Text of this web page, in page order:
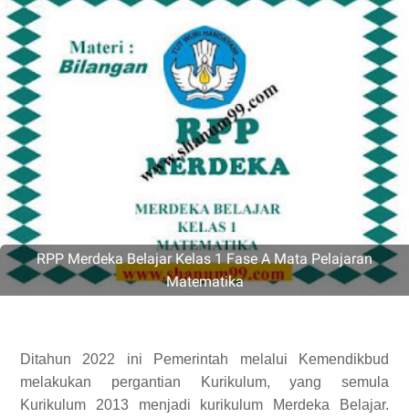
RPP Merdeka Belajar Kelas 1 Fase A Mata Pelajaran
Matematika
Ditahun 2022 ini Pemerintah melalui Kemendikbud
melakukan pergantian Kurikulum, yang semula
Kurikulum 2013 menjadi kurikulum Merdeka Belajar.